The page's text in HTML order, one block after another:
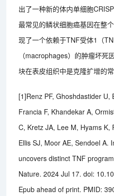
出了一种新的体内单细胞
最常见的鳞状细胞癌基因在整
现了一个依赖于TNF受体1（
（macrophages）的肿瘤坏
块在表皮组织中是克隆扩增的常
[1]Renz PF, Ghoshdastider U,
Francia F, Khandekar A,
C, Kretz JA, Lee M, Hyams K,
Ellis SJ, Moor AE, Sendoel A.
uncovers distinct TNF
Nature. 2024 Jul 17. doi:
Epub ahead of print. PMID: